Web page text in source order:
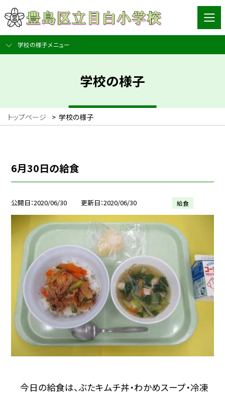
学校の様子メニュー
学校の様子
トップページ > 学校の様子
6月30日の給食
公開日 2020/06/30 更新日 2020/06/30 給食
今日の給食は、ぶたキムチ丼・わかめスープ・冷凍